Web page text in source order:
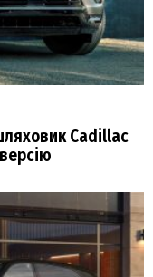
Cadillac